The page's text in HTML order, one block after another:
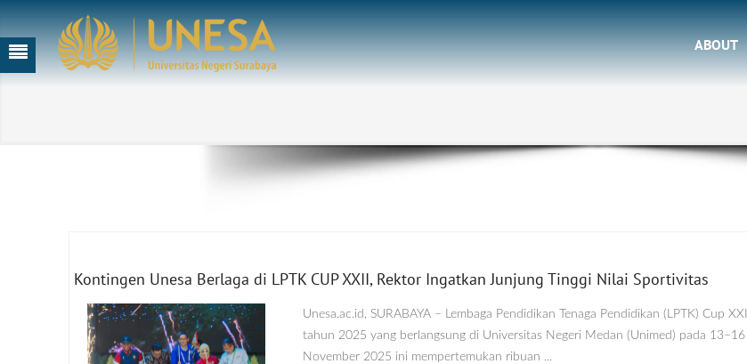
ABOUT
Kontingen Unesa Berlaga di LPTK CUP XXII, Rektor Ingatkan Junjung Tinggi Nilai Sportivitas
Unesa.ac.id, SURABAYA – Lembaga Pendidikan Tenaga Pendidikan (LPTK) Cup XXII
tahun 2025 yang berlangsung di Universitas Negeri Medan (Unimed) pada 13–16
November 2025 ini mempertemukan ribuan ...